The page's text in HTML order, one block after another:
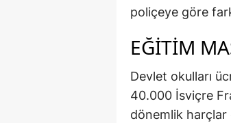
poliçeye göre
EĞITIM
Devlet okulları
40.000 İsviçre
dönemlik harçlar